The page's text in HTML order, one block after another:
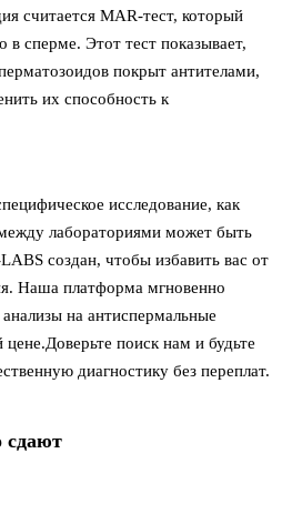
считается MAR-тест, который
в сперме. Этот тест показывает,
покрыт антителами,
их способность к
исследование, как
лабораториями может быть
создан, чтобы избавить вас от
Наша платформа мгновенно
на антиспермальные
поиск нам и будьте
диагностику без переплат.
сдают